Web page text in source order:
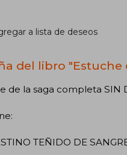
a lista de deseos
del libro "Estuche
de la saga completa SIN
TEÑIDO DE